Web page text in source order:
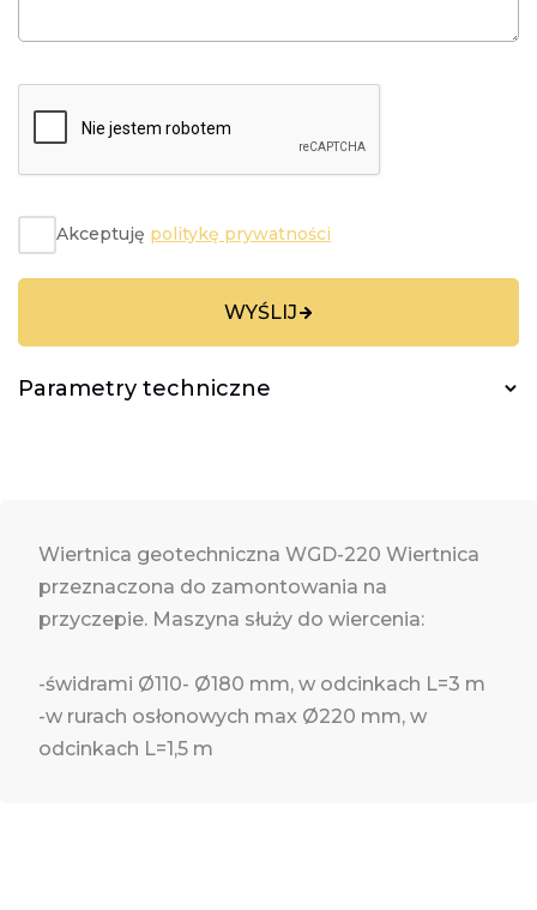
Wiertnica geotechniczna WGD-220 Wiertnica
przeznaczona do zamontowania na
przyczepie. Maszyna służy do wiercenia:
-świdrami Ø110- Ø180 mm, w odcinkach L=3 m
-w rurach osłonowych max Ø220 mm, w
odcinkach L=1,5 m
Akceptuję politykę prywatności
WYŚLIJ
Parametry techniczne